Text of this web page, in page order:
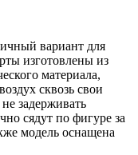
вариант для
изготовлены из
материала,
сквозь свои
задерживать
сядут по фигуре за
модель оснащена